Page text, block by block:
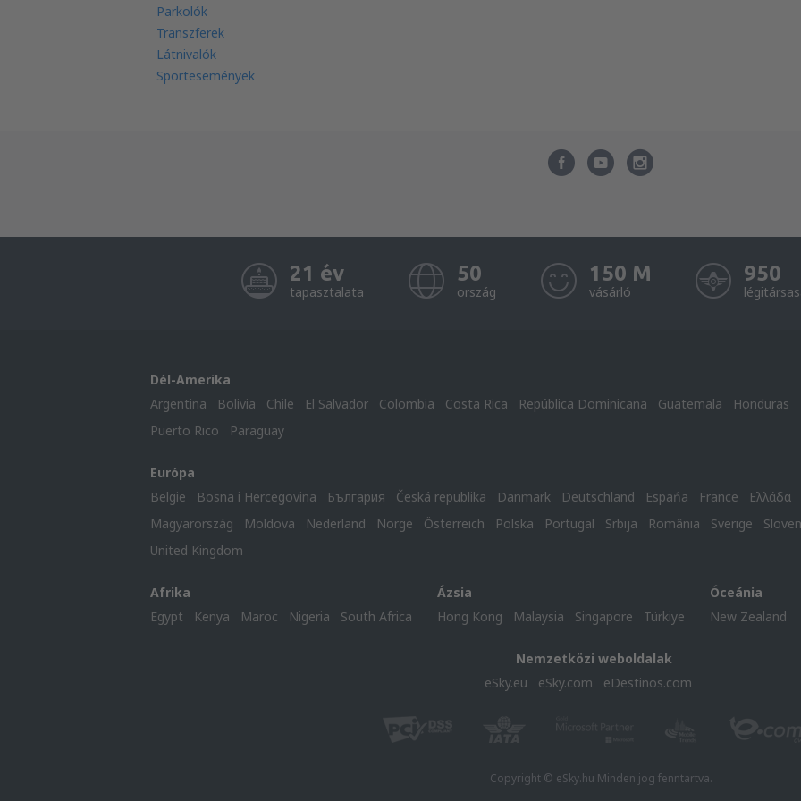
Parkolók
Transzferek
Látnivalók
Sportesemények
21 év
tapasztalata
50
ország
150 M
vásárló
950
Dél-Amerika
Argentina
Bolivia Chile El Salvador Colombia Costa Rica República Dominicana Guatemala Honduras
Puerto Rico
Paraguay
Európa
België
Bosna i Hercegovina България Česká republika Danmark Deutschland Espańa France Ελλάδα
Magyarország
Moldova Nederland Norge Österreich Polska Portugal Srbija România Sverige
United Kingdom
Afrika
Egypt
Kenya Maroc Nigeria South Africa
Ázsia
Hong Kong
Malaysia Singapore Türkiye
Óceánia
New Zealand
Nemzetközi weboldalak
eSky.eu
eSky.com eDestinos.com
Copyright © eSky.hu Minden jog fenntartva.